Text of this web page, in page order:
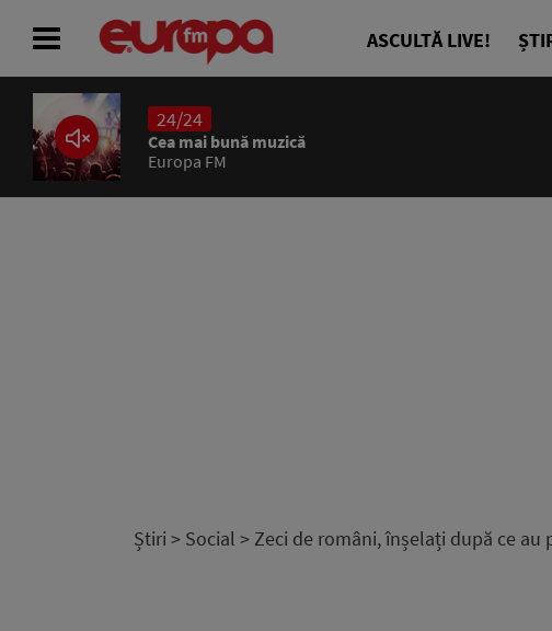
ASCULTĂ LIVE!
24/24
Cea mai bună muzică
Europa FM
Știri > Social > Zeci de români, înșelați după ce
ACASĂ
ȘTIRI